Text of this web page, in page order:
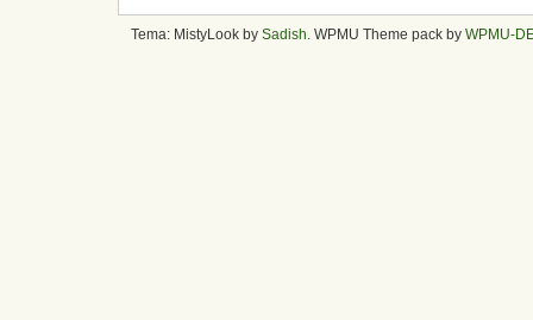
Tema: MistyLook by Sadish . WPMU Theme pack by WPMU-